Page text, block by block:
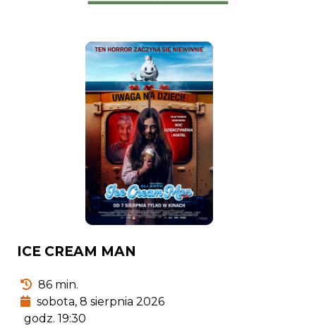
ICE CREAM MAN
86 min.
sobota, 8 sierpnia 2026
godz. 19:30